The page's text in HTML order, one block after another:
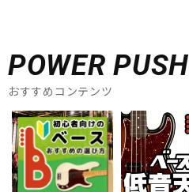
POWER PUSH
おすすめコンテンツ